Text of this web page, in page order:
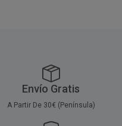
Envío Gratis
A Partir De 30€ (Península)